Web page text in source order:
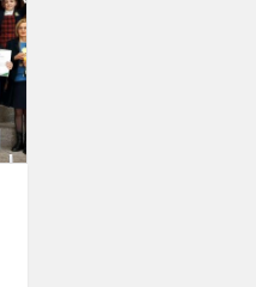
stiprūs,
vikrūs“
varžybos